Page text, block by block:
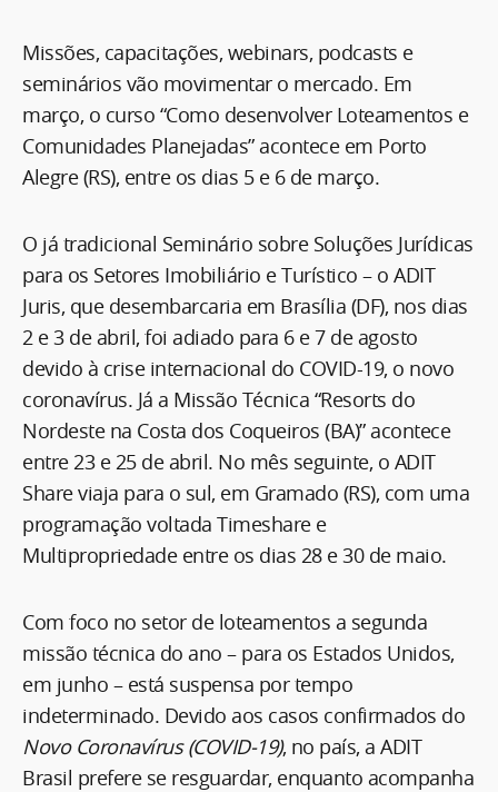
Missões, capacitações, webinars, podcasts e
seminários vão movimentar o mercado. Em
março, o curso “Como desenvolver Loteamentos e
Comunidades Planejadas” acontece em Porto
Alegre (RS), entre os dias 5 e 6 de março.
O já tradicional Seminário sobre Soluções Jurídicas
para os Setores Imobiliário e Turístico – o ADIT
Juris, que desembarcaria em Brasília (DF), nos dias
2 e 3 de abril, foi adiado para 6 e 7 de agosto
devido à crise internacional do COVID-19, o novo
coronavírus. Já a Missão Técnica “Resorts do
Nordeste na Costa dos Coqueiros (BA)” acontece
entre 23 e 25 de abril. No mês seguinte, o ADIT
Share viaja para o sul, em Gramado (RS), com uma
programação voltada Timeshare e
Multipropriedade entre os dias 28 e 30 de maio.
Com foco no setor de loteamentos a segunda
missão técnica do ano – para os Estados Unidos,
em junho – está suspensa por tempo
indeterminado. Devido aos casos confirmados do
Novo Coronavírus (COVID-19), no país, a ADIT
Brasil prefere se resguardar, enquanto acompanha